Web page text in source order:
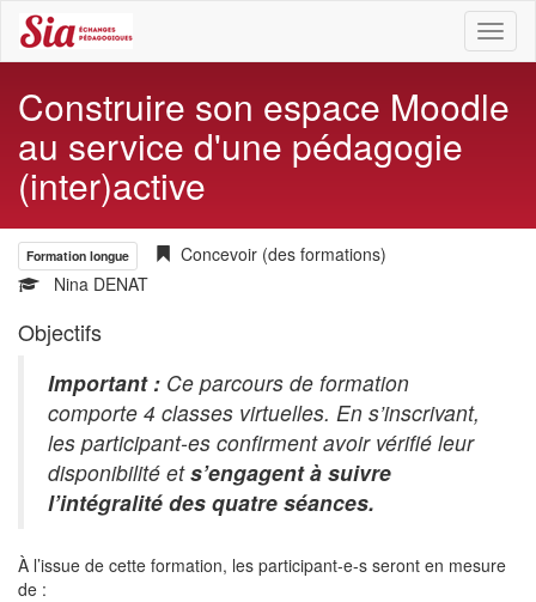
Construire son espace Moodle
au service d'une pédagogie
(inter)active
Formation longue
Concevoir (des formations)
Nina DENAT
Objectifs
Important : Ce parcours de formation
comporte 4 classes virtuelles. En s’inscrivant,
les participant-es confirment avoir vérifié leur
disponibilité ets’engagent à suivre
l’intégralité des quatre séances.
À l’issue de cette formation, les participant-e-s seront en mesure
de :